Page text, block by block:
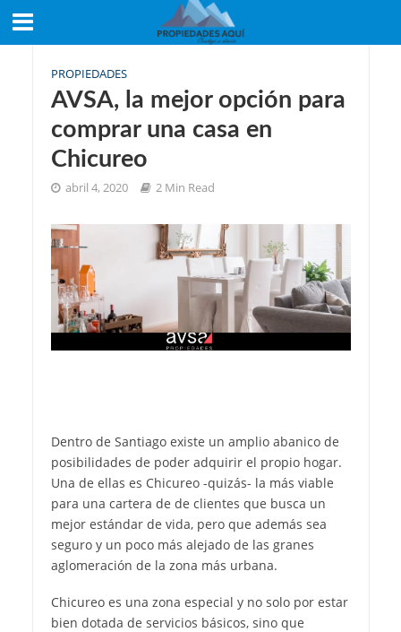
PROPIEDADES
AVSA, la mejor opción para
comprar una casa en
Chicureo
abril 4, 2020 2 Min Read
Dentro de Santiago existe un amplio abanico de
posibilidades de poder adquirir el propio hogar.
Una de ellas es Chicureo -quizás- la más viable
para una cartera de de clientes que busca un
mejor estándar de vida, pero que además sea
seguro y un poco más alejado de las granes
aglomeración de la zona más urbana.
Chicureo es una zona especial y no solo por estar
bien dotada de servicios básicos, sino que